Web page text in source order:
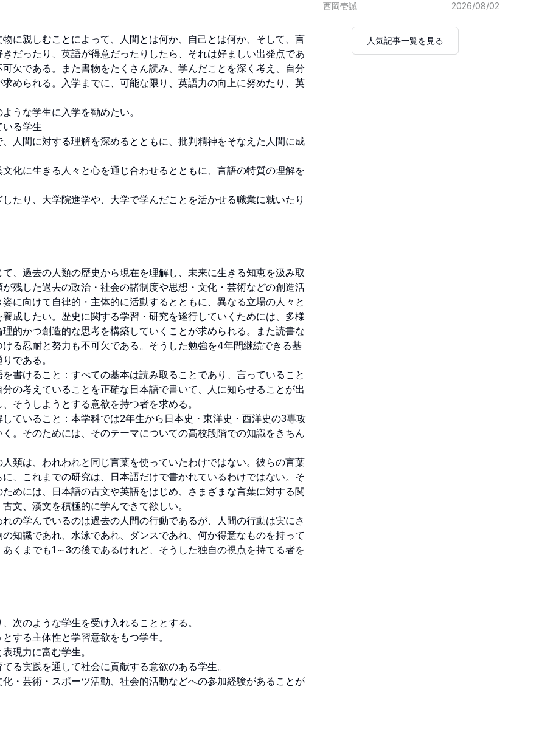
に親しむことによって、人間とは何か、自己とは何か、そして、言
だったり、英語が得意だったりしたら、それは好ましい出発点であ
欠である。また書物をたくさん読み、学んだことを深く考え、自分
められる。入学までに、可能な限り、英語力の向上に努めたり、英
うな学生に入学を勧めたい。
る学生
人間に対する理解を深めるとともに、批判精神をそなえた人間に成
化に生きる人々と心を通じ合わせるとともに、言語の特質の理解を
たり、大学院進学や、大学で学んだことを活かせる職業に就いたり
、過去の人類の歴史から現在を理解し、未来に生きる知恵を汲み取
残した過去の政治・社会の諸制度や思想・文化・芸術などの創造活
に向けて自律的・主体的に活動するとともに、異なる立場の人々と
成したい。歴史に関する学習・研究を遂行していくためには、多様
的かつ創造的な思考を構築していくことが求められる。また読書な
る忍耐と努力も不可欠である。そうした勉強を4年間継続できる基
である。
書けること：すべての基本は読み取ることであり、言っていること
の考えていることを正確な日本語で書いて、人に知らせることが出
そうしようとする意欲を持つ者を求める。
ていること：本学科では2年生から日本史・東洋史・西洋史の3専攻
。そのためには、そのテーマについての高校段階での知識をきちん
類は、われわれと同じ言葉を使っていたわけではない。彼らの言葉
、これまでの研究は、日本語だけで書かれているわけではない。そ
めには、日本語の古文や英語をはじめ、さまざまな言葉に対する関
文、漢文を積極的に学んできて欲しい。
の学んでいるのは過去の人間の行動であるが、人間の行動は実にさ
知識であれ、水泳であれ、ダンスであれ、何か得意なものを持って
くまでも1～3の後であるけれど、そうした独自の視点を持てる者を
次のような学生を受け入れることとする。
する主体性と学習意欲をもつ学生。
現力に富む学生。
る実践を通して社会に貢献する意欲のある学生。
・芸術・スポーツ活動、社会的活動などへの参加経験があることが
西岡壱誠
2026/08/02
人気記事一覧を見る